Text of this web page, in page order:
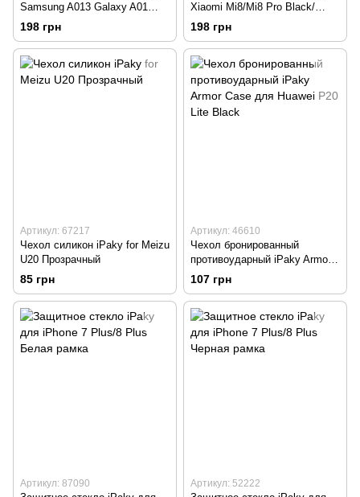
Samsung A013 Galaxy A01
Core Black/Черное
198 грн
Xiaomi Mi8/Mi8 Pro Black/
Черное
198 грн
Артикул: 67217
Чехол силикон iPaky for Meizu
U20 Прозрачный
85 грн
Артикул: 46610
Чехол бронированный
противоударный iPaky Armor
Case для Huawei P20 Lite
107 грн
Артикул: 87090 Артикул: 52222